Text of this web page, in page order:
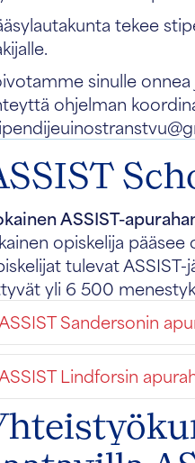
tekee
sinulle
ohjelman
ASSIST-
opiskelija pääsee
tulevat
yli 6 500
Sandersonin
Lindforsin